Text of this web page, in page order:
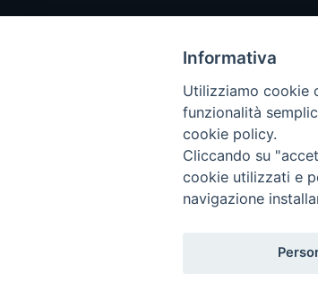
Copyright © 2019 - Tutti i diritti
Informativa
Utilizziamo cookie
funzionalità
cookie policy.
Cliccando su
cookie utilizzati e
navigazione